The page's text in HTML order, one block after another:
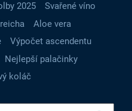
2025
Svařené víno
Aloe vera
Výpočet ascendentu
Nejlepší palačinky
koláč